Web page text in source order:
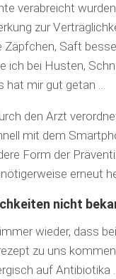
verabreicht
zur
Saft
ich bei Husten,
hat mir gut getan …
den Arzt
mit dem
Form der
erneut
nicht
wieder, dass
zu uns
auf Antibiotika